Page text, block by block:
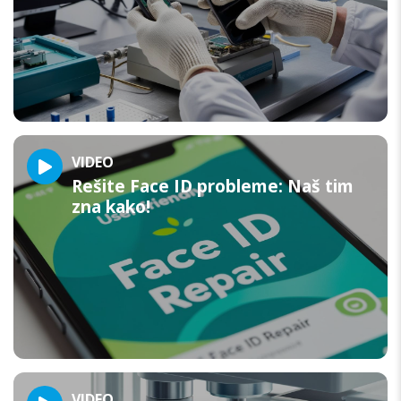
VIDEO
Rešite Face ID probleme: Naš tim
zna kako!